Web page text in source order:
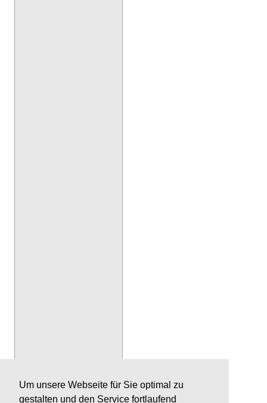
Um unsere Webseite für Sie optimal zu
gestalten und den Service fortlaufend